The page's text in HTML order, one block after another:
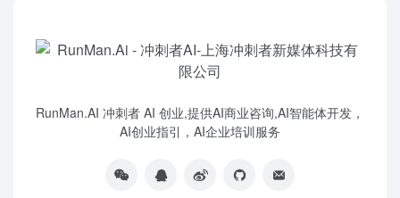
RunMan.AI 冲刺者 AI 创业,提供AI商业咨询,AI智能体开发，
AI创业指引，AI企业培训服务